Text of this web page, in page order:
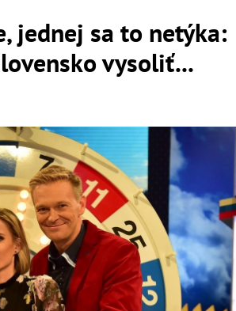
jednej sa to netýka:
vysoliť...